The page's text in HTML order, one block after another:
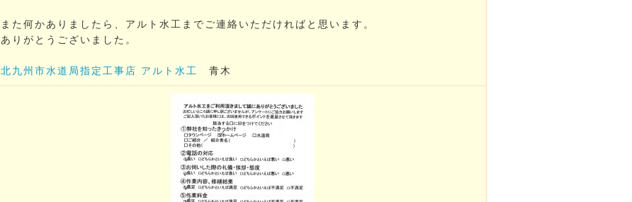
また何かありましたら、アルト水工までご連絡いただければと思います。
ありがとうございました。
北九州市水道局指定工事店 アルト水工 青木